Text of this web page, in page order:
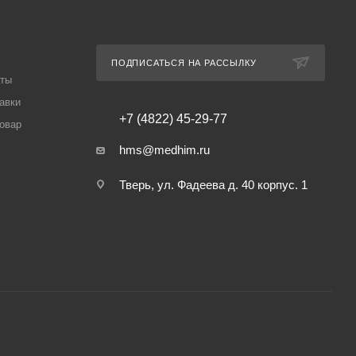
ПОДПИСАТЬСЯ НА РАССЫЛКУ
+7 (4822) 45-29-77
hms@medhim.ru
Тверь, ул. Фадеева д. 40 корпус. 1